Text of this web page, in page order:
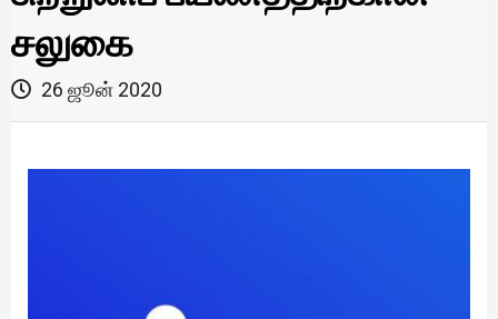
சலுகை
26 ஜூன் 2020